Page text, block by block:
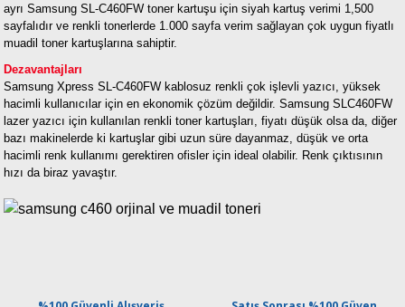
ayrı Samsung SL-C460FW toner kartuşu için siyah kartuş verimi 1,500
sayfalıdır ve renkli tonerlerde 1.000 sayfa verim sağlayan çok uygun fiyatlı
muadil toner kartuşlarına sahiptir.
Dezavantajları
Samsung Xpress SL-C460FW kablosuz renkli çok işlevli yazıcı, yüksek
hacimli kullanıcılar için en ekonomik çözüm değildir. Samsung SLC460FW
lazer yazıcı için kullanılan renkli toner kartuşları, fiyatı düşük olsa da, diğer
bazı makinelerde ki kartuşlar gibi uzun süre dayanmaz, düşük ve orta
hacimli renk kullanımı gerektiren ofisler için ideal olabilir. Renk çıktısının
hızı da biraz yavaştır.